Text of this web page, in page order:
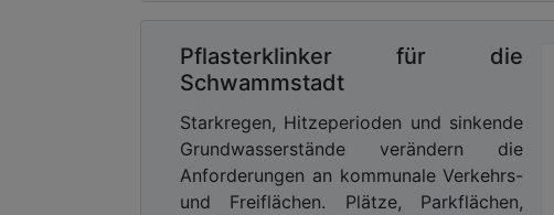
Pflasterklinker für die
Schwammstadt
Starkregen, Hitzeperioden und sinkende
Grundwasserstände verändern die
Anforderungen an kommunale Verkehrs-
und Freiflächen. Plätze, Parkflächen,